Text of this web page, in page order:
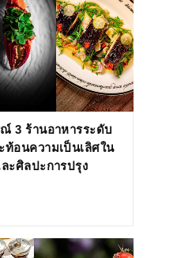
3 ร้านอาหารระดับ
อนความเป็นเลิศใน
ะศิลปะการปรุง